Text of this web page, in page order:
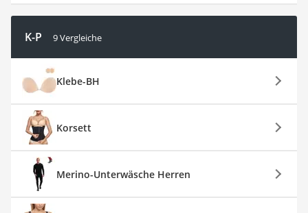
K-P 9 Vergleiche
Klebe-BH
Korsett
Merino-Unterwäsche Herren